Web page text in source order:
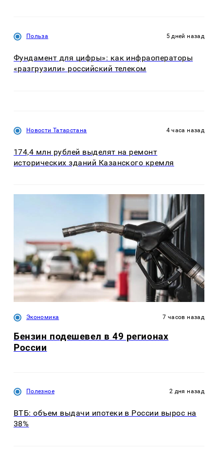
Польза 5 дней назад
Фундамент для цифры»: как инфраоператоры
«разгрузили» российский телеком
Новости Татарстана 4 часа назад
174,4 млн рублей выделят на ремонт
исторических зданий Казанского кремля
Экономика 7 часов назад
Бензин подешевел в 49 регионах
России
Полезное 2 дня назад
ВТБ: объем выдачи ипотеки в России вырос на
38%